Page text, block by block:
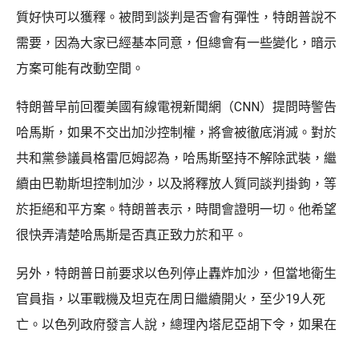
質好快可以獲釋。被問到談判是否會有彈性，特朗普說不
需要，因為大家已經基本同意，但總會有一些變化，暗示
方案可能有改動空間。
特朗普早前回覆美國有線電視新聞網（CNN）提問時警告
哈馬斯，如果不交出加沙控制權，將會被徹底消滅。對於
共和黨參議員格雷厄姆認為，哈馬斯堅持不解除武裝，繼
續由巴勒斯坦控制加沙，以及將釋放人質同談判掛鉤，等
於拒絕和平方案。特朗普表示，時間會證明一切。他希望
很快弄清楚哈馬斯是否真正致力於和平。
另外，特朗普日前要求以色列停止轟炸加沙，但當地衛生
官員指，以軍戰機及坦克在周日繼續開火，至少19人死
亡。以色列政府發言人說，總理內塔尼亞胡下令，如果在